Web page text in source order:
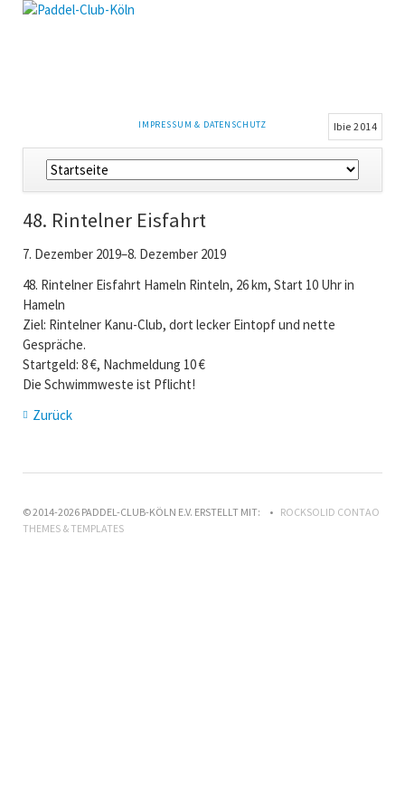
NAVIGATION
IMPRESSUM & DATENSCHUTZ Ibie 2014
Navigation
überspringen
48. Rintelner Eisfahrt
7. Dezember 2019–8. Dezember 2019
48. Rintelner Eisfahrt Hameln Rinteln, 26 km, Start 10 Uhr in
Hameln
Ziel: Rintelner Kanu-Club, dort lecker Eintopf und nette
Gespräche.
Startgeld: 8 €, Nachmeldung 10 €
Die Schwimmweste ist Pflicht!
Zurück
© 2014-2026 PADDEL-CLUB-KÖLN E.V. ERSTELLT MIT:
ROCKSOLID CONTAO
THEMES & TEMPLATES